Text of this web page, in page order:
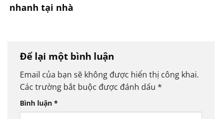
nhanh tại nhà
Để lại một bình luận
Email của bạn sẽ không được hiển thị công khai.
Các trường bắt buộc được đánh dấu *
Bình luận *